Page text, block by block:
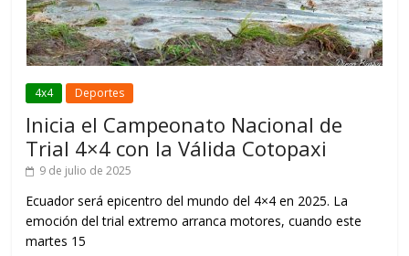
4x4 Deportes
Inicia el Campeonato Nacional de
Trial 4×4 con la Válida Cotopaxi
9 de julio de 2025
Ecuador será epicentro del mundo del 4×4 en 2025. La
emoción del trial extremo arranca motores, cuando este
martes 15